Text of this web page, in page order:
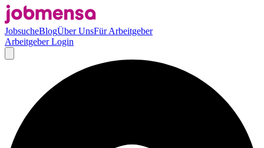
JobsucheBlogÜber UnsFür Arbeitgeber
Arbeitgeber Login